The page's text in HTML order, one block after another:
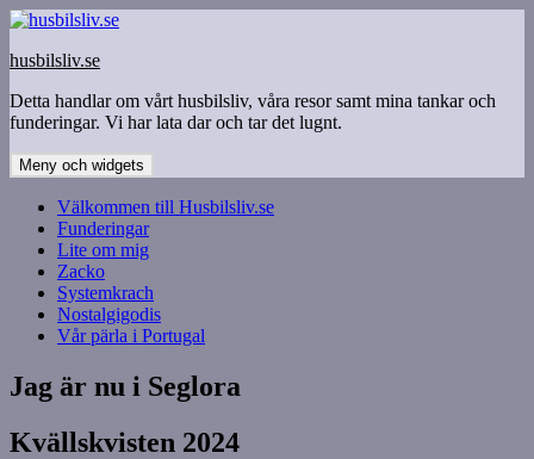
Hoppa
innehåll
husbilsliv.se
Detta handlar om vårt husbilsliv, våra resor samt mina tankar och
funderingar. Vi har lata dar och tar det lugnt.
Meny och widgets
Välkommen till Husbilsliv.se
Funderingar
Lite om mig
Zacko
Systemkrach
Nostalgigodis
Vår pärla i Portugal
Jag är nu i Seglora
Kvällskvisten 2024